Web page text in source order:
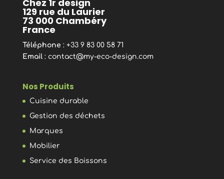
Chez 1r design
129 rue du Laurier
73 000 Chambéry
France
Téléphone : +33 9 83 00 58 71
Email: contact@my-eco-design.com
Nos Produits
Cuisine durable
Gestion des déchets
Marques
Mobilier
Service des Boissons